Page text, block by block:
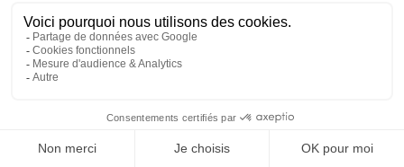
MAZEAS Avocat
11 Rue de Metz
31000 TOULOUSE
Plan du site
Mentions légales